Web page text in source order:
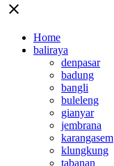
close
Home
baliraya
denpasar
badung
bangli
buleleng
gianyar
jembrana
karangasem
klungkung
tabanan